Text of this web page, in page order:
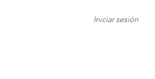
Iniciar sesión